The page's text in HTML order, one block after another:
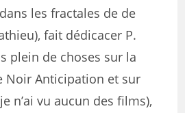
les fractales de de
), fait dédicacer P.
plein de choses sur la
Noir Anticipation et sur
n’ai vu aucun des films),